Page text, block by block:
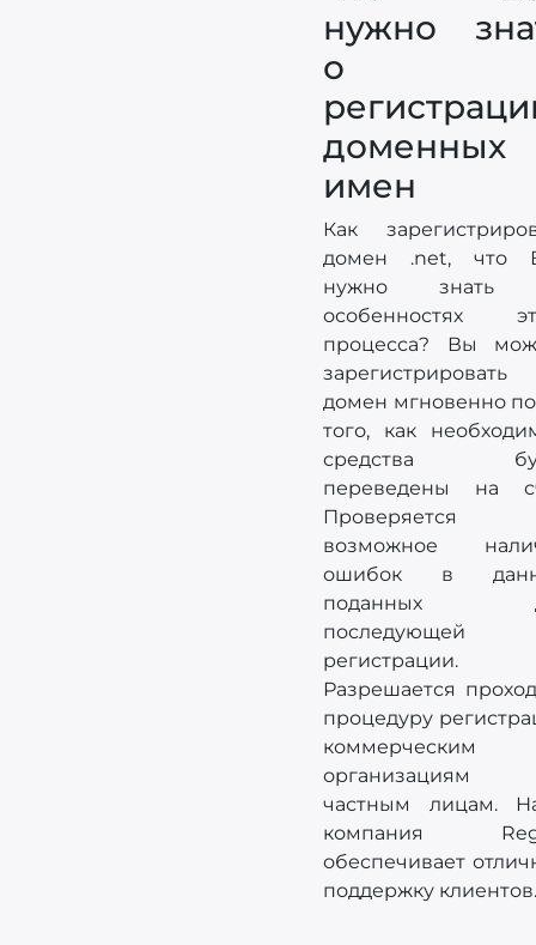
нужно
о
доменных
имен
Как
домен .net, что
нужно знать
особенностях
процесса? Вы
зарегистрировать
домен мгновенно
того, как
средства
переведены на
Проверяется
возможное
ошибок в
поданных
последующей
регистрации.
Разрешается
процедуру
коммерческим
частным лицам.
компания
обеспечивает
поддержку клиентов.